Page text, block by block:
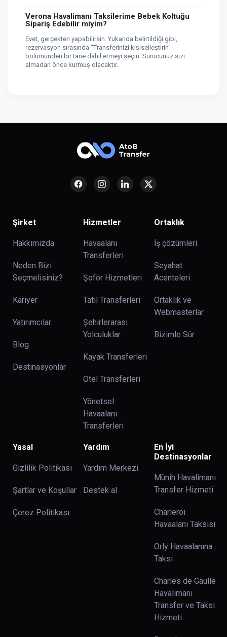
Verona Havalimanı Taksilerime Bebek Koltuğu
Sipariş Edebilir miyim?
Evet, gerçekten yapabilirsin. Yukarıda belirtildiği gibi,
rezervasyon sırasında "Transferinizi kişiselleştirin"
bölümünden bir tane dahil etmeyi seçin. Sürücünüz sizi
almadan önce kurmuş olacaktır.
Şirket
Hakkımızda
Neden Bizi
Seçmelisiniz?
Kariyer
Yatırımcılar
Blog
Destinasyonlar
Hizmetler
Havaalanı
Transferleri
Şoför Hizmetleri
Tatil Transferleri
Şehirlerarası
Yolculuklar
Kayak Transferleri
Otel Transferleri
Yönetsel
Havaalanı
Transferleri
Ortaklık
İş çözümleri
Seyahat
Acenteleri
Ortaklık ve
Webmasterlar
Bizimle Sür
Yasal
Gizlilik Politikası
Şartlar ve Koşullar
Çerez Politikası
Yardım
Yardım Merkezi
Destek al
En İyi
Destinasyonlar
Münih Havalimanı
Transfer Hizmeti
Charleroi
Havaalanı Taksisi
Orly Havaalanına
Taksi
Charles de Gaulle
Havalimanı
Transfer ve Taksi
Hizmeti